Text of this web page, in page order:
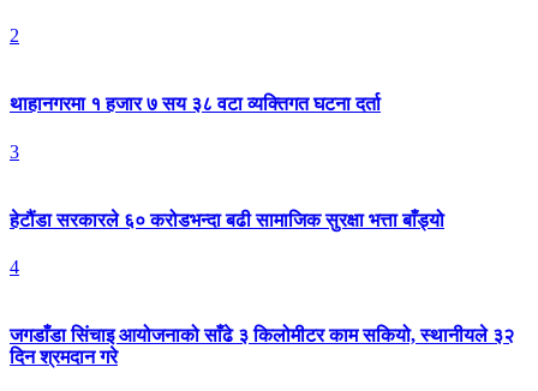
2
थाहानगरमा १ हजार ७ सय ३८ वटा व्यक्तिगत घटना दर्ता
3
हेटौंडा सरकारले ६० करोडभन्दा बढी सामाजिक सुरक्षा भत्ता बाँड्यो
4
जगडाँडा सिंचाइ आयोजनाको साँढे ३ किलोमीटर काम सकियो, स्थानीयले ३२
दिन श्रमदान गरे